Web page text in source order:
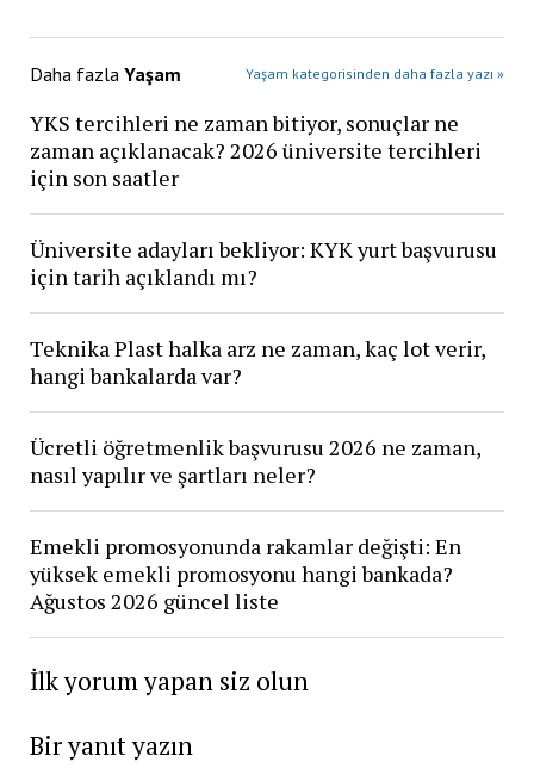
Daha fazla Yaşam Yaşam kategorisinden daha fazla yazı »
YKS tercihleri ne zaman bitiyor, sonuçlar ne
zaman açıklanacak? 2026 üniversite tercihleri
için son saatler
Üniversite adayları bekliyor: KYK yurt başvurusu
için tarih açıklandı mı?
Teknika Plast halka arz ne zaman, kaç lot verir,
hangi bankalarda var?
Ücretli öğretmenlik başvurusu 2026 ne zaman,
nasıl yapılır ve şartları neler?
Emekli promosyonunda rakamlar değişti: En
yüksek emekli promosyonu hangi bankada?
Ağustos 2026 güncel liste
İlk yorum yapan siz olun
Bir yanıt yazın